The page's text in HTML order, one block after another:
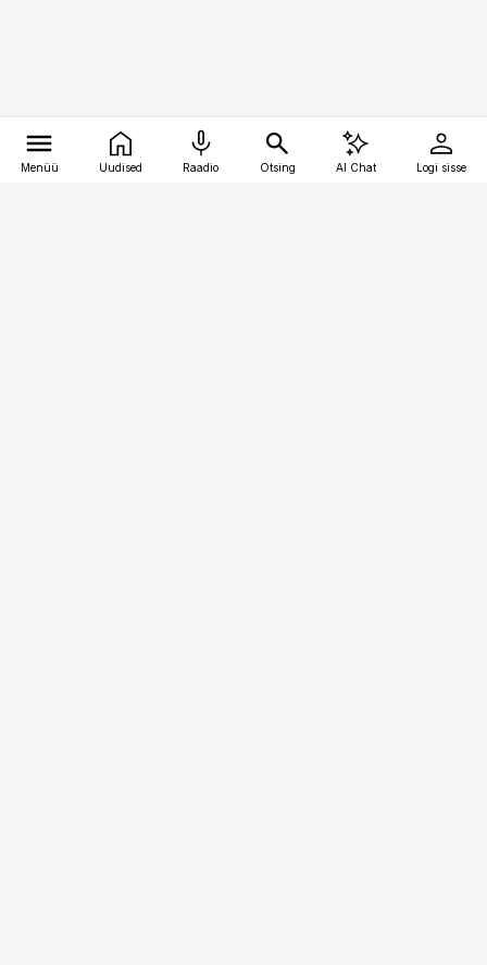
Menüü Uudised Raadio Otsing AI Chat Logi sisse